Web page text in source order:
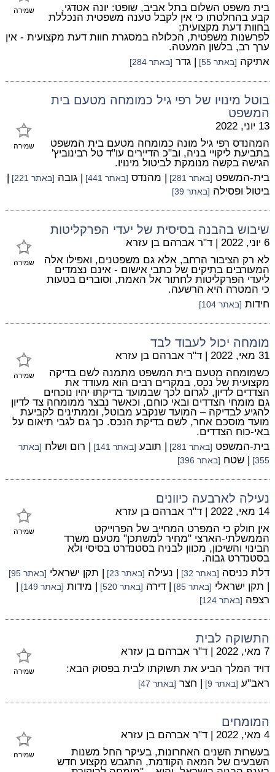
שמירה
בית משפט השלום בתל אביב, שופט: יונה אטדגי,
קבע בהחלטתו כי אין לקבל טענה משפטית הנכללת
בחוות דעת מקצועית;
לפרשנות משפטית, הכלולה במסגרת חוות דעת מקצועית - אין
ערך רב, בלשון המעטה.
אתיקה [באתר 55] | גדר [באתר 284]
בוטל מינויו של רפי גיל כמומחה מטעם בית
המשפט
שמירה
13 יוני, 2022
המהנדס רפי גיל מונה כמומחה מטעם בית המשפט
בתביעת ליקויי בניה, וב"כ הדיירים עו"ד טל רבינוביץ'
הגישה בקשה מנומקת לביטול מינויו.
בית-המשפט [באתר 281] | מהנדס [באתר 441] | גובה [באתר 221]
|
ביטול ופסילה [באתר 39]
שיבוש בהבנה בסיסית של יעדי הפרקליטות
שמירה
6 יוני, 2022 | ד"ר אברהם בן עזרא
לא רק הציבור הרחב, אלא גם משפטנים, ואפילו אלה
המעורבים בתיקים של כתבי אישום - אינם נצמדים
ליעדי הפרקליטות לחתור אל האמת, וסוברים בטעות
כי המטרה היא הרשעה.
חידות [באתר 104]
מומחה יכול לעבוד לבד
שמירה
31 מאי, 2022 | ד"ר אברהם בן עזרא
כשמומחה מטעם בית המשפט מתמנה לשם בדיקה
מקצועית של נכס, במקרים רבים הוא מעודד את
הצדדים לדיון, לגרום לכך שבמועד בדיקתו יהיו נוכחים
גם מומחי הצדדים ובאי כוחם, וכאשר נבצר ממומחה צד לדיון
להגיע לבדיקה – המועד שנקבע מבוטל, וממתינים לקביעת
מועד מוסכם אחר, לשם בדיקת הנכס. כך גם לגבי תיאום על
באי-כוח הצדדים.
בית-המשפט [באתר 281] | תובע [באתר 141] | רום ושלח [באתר
355]
| שטח [באתר 396]
נעילה לארבעה כיוונים
שמירה
14 מאי, 2022 | ד"ר אברהם בן עזרא
אין חולק כי המפרט המחייב של הפרוייקט
הממשלתי-הארצי "מחיר למשתכן" מטעם משרד
הבינוי והשיכון, מכוון לבניה בסטנדרט בסיסי ולא
בסטנדרט גבוה.
דלת כניסה [באתר 32] | נעילה [באתר 23] | תקן ישראלי [באתר 95]
| תקן ישראלי [באתר 85] | דירה [באתר 520] | מידות [באתר 149]
|
רצפה [באתר 124]
התשוקה לבית
שמירה
7 מאי, 2022 | ד"ר אברהם בן עזרא
דויד המלך הביע את תשוקתו לבית בפסוק הבא:
ראב"ע [באתר 9] | חצר [באתר 47]
המומחים
שמירה
4 מאי, 2022 | ד"ר אברהם בן עזרא
בעשרות השנים האחרונות, בעיקר החל משנות
השבעים של המאה הקודמת, התגבש מקצוע חדש